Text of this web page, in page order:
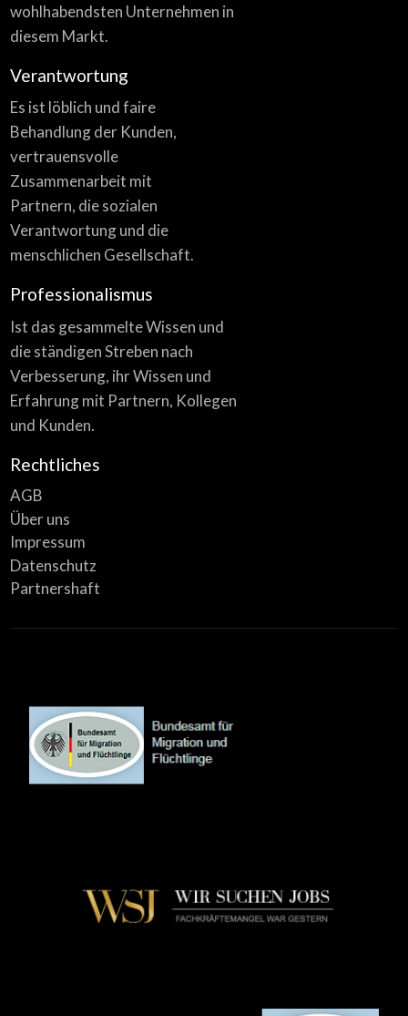
wohlhabendsten Unternehmen in
diesem Markt.
Verantwortung
Es ist löblich und faire
Behandlung der Kunden,
vertrauensvolle
Zusammenarbeit mit
Partnern, die sozialen
Verantwortung und die
menschlichen Gesellschaft.
Professionalismus
Ist das gesammelte Wissen und
die ständigen Streben nach
Verbesserung, ihr Wissen und
Erfahrung mit Partnern, Kollegen
und Kunden.
Rechtliches
AGB
Über uns
Impressum
Datenschutz
Partnershaft